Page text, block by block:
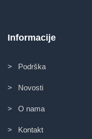
Informacije
> Podrška
> Novosti
> O nama
> Kontakt